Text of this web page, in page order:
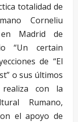
totalidad de
Corneliu
Madrid de
“Un certain
de “El
o sus últimos
realiza con la
Rumano,
el apoyo de